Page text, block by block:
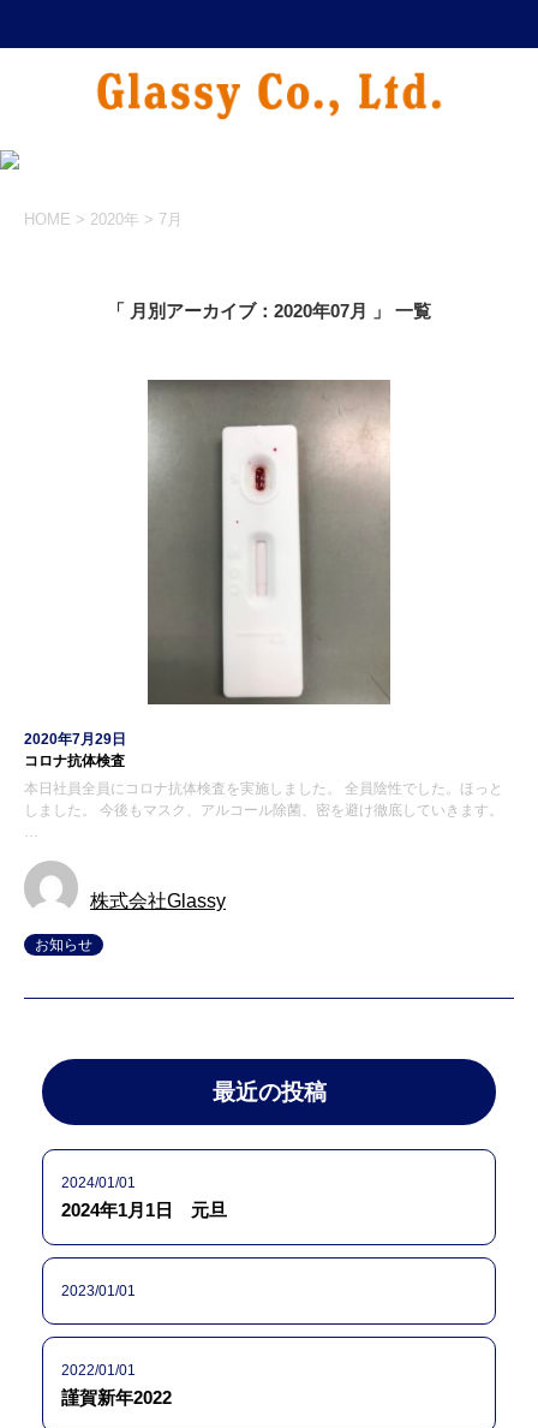
HOME > 2020年 > 7月
「 月別アーカイブ：2020年07月 」 一覧
2020年7月29日
コロナ抗体検査
本日社員全員にコロナ抗体検査を実施しました。 全員陰性でした。ほっと
しました。 今後もマスク、アルコール除菌、密を避け徹底していきます。
…
株式会社Glassy
お知らせ
最近の投稿
2024/01/01
2024年1月1日 元旦
2023/01/01
2022/01/01
謹賀新年2022